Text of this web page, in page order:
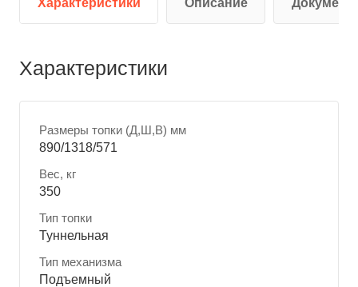
Характеристики Описание
Характеристики
Размеры топки (Д,Ш,В) мм
890/1318/571
Вес, кг
350
Тип топки
Туннельная
Тип механизма
Подъемный